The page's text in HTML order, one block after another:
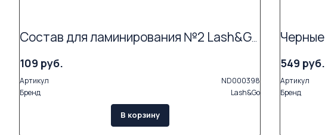
Состав для ламинирования №2 Lash&Go Neutralizing Cream в саше (1,5 мл) АКЦИЯ (Exp.09.26)
109 руб.
Артикул
ND000398
Бренд
Lash&Go
В корзину
549 руб.
Артикул
Бренд